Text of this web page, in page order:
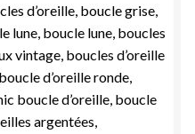
d’oreille, boucle grise,
lune, boucle lune, boucles
vintage, boucles d’oreille
d’oreille ronde,
boucle d’oreille, boucle
argentées,